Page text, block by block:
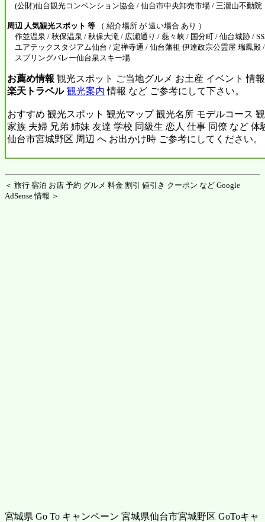
(公財)仙台観光コンベンション協会 / 仙台市中央卸売市場 / 三瀧山不動院
周辺 人気観光スポット 等 （ 紹介場所 が 遠い場合 あり ）
作並温泉 / 秋保温泉 / 秋保大滝 / 広瀬通り / 磊々峡 / 国分町 / 仙台城跡 /
ユアテックスタジアム仙台 / 定禅寺通 / 仙台藩祖 伊達政宗公霊屋 瑞鳳殿
スプリングバレー仙台泉スキー場
お薦め情報 観光スポット ご当地グルメ お土産 イベント 情
楽天トラベル 観光案内 情報 など ご参考にして下さい。
おすすめ 観光スポット 観光マップ 観光名所 モデルコース
家族 夫婦 兄弟 姉妹 友達 学校 同級生 恋人 仕事 同僚 など 体
仙台市宮城野区 周辺 へ お出かけ時 ご参考にしてください。
＜ 旅行 宿泊 お店 予約 グルメ 料金 割引 値引き クーポン など Google
AdSense 情報 ＞
宮城県 Go To キャンペーン 宮城県仙台市宮城野区 GoToキャ